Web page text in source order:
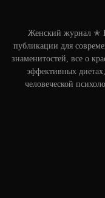
Женский журнал ✭
публикации для
знаменитостей, все о
эффективных
человеческой